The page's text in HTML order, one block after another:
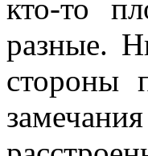
кто-то
разные.
стороны